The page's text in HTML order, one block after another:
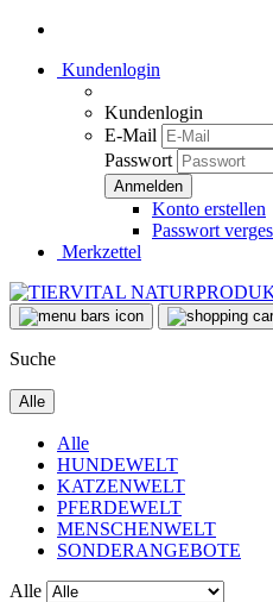
Kundenlogin
Kundenlogin
E-Mail
Passwort
Konto erstellen
Passwort
Merkzettel
Suche
Alle
Alle
HUNDEWELT
KATZENWELT
PFERDEWELT
MENSCHENWELT
SONDERANGEBOTE
Alle